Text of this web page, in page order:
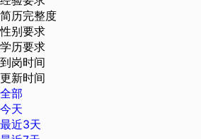
简历完整度
性别要求
学历要求
到岗时间
更新时间
全部
今天
最近3天